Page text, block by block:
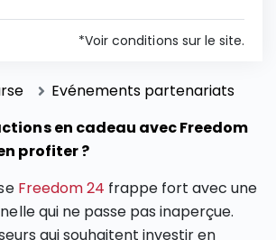
*Voir conditions sur le site.
Evénements partenariats
en cadeau avec Freedom
profiter ?
Freedom 24 frappe fort avec une
qui ne passe pas inaperçue.
qui souhaitent investir en